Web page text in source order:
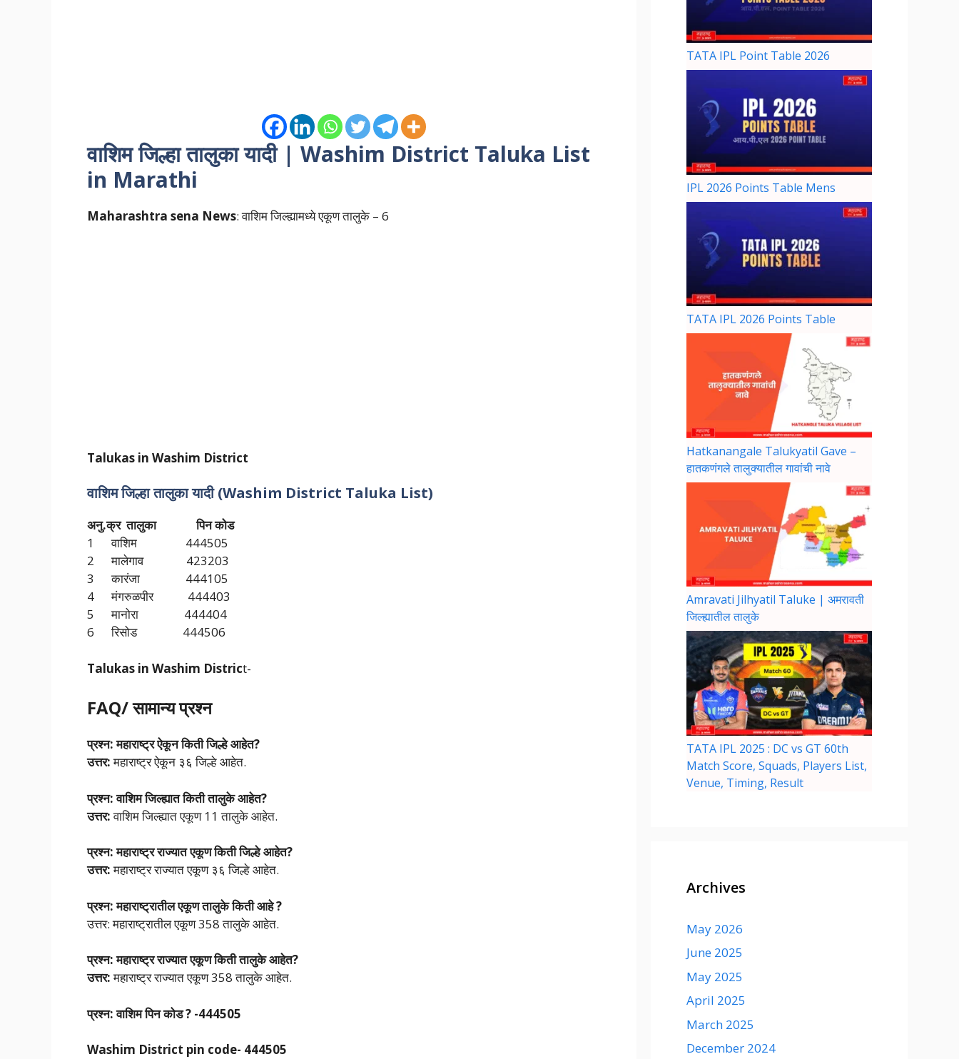
वाशिम जिल्हा तालुका यादी | Washim District Taluka List
in Marathi
Maharashtra sena News: वाशिम जिल्ह्यामध्ये एकूण तालुके – 6
Talukas in Washim District
वाशिम जिल्हा तालुका यादी (Washim District Taluka List)
अनु.क्र तालुका पिन कोड
1 वाशिम 444505
2 मालेगाव 423203
3 कारंजा 444105
4 मंगरुळपीर 444403
5 मानोरा 444404
6 रिसोड 444506
Talukas in Washim District-
FAQ/ सामान्य प्रश्न
प्रश्न: महाराष्ट्र ऐकून किती जिल्हे आहेत?
उत्तर:महाराष्ट्र ऐकून ३६ जिल्हे आहेत.
प्रश्न: वाशिम जिल्ह्यात किती तालुके आहेत?
उत्तर:वाशिम जिल्ह्यात एकूण 11 तालुके आहेत.
प्रश्न: महाराष्ट्र राज्यात एकूण किती जिल्हे आहेत?
उत्तर:महाराष्ट्र राज्यात एकूण ३६ जिल्हे आहेत.
प्रश्न: महाराष्ट्रातील एकूण तालुके किती आहे ?
उत्तर: महाराष्ट्रातील एकूण 358 तालुके आहेत.
प्रश्न: महाराष्ट्र राज्यात एकूण किती तालुके आहेत?
उत्तर:महाराष्ट्र राज्यात एकूण 358 तालुके आहेत.
प्रश्न: वाशिम पिन कोड ? -444505
Washim District pin code- 444505
TATA IPL Point Table 2026
IPL 2026 Points Table Mens
TATA IPL 2026 Points Table
Hatkanangale Talukyatil Gave –
हातकणंगले तालुक्यातील गावांची नावे
Amravati Jilhyatil Taluke | अमरावती
जिल्ह्यातील तालुके
TATA IPL 2025 : DC vs GT 60th
Match Score, Squads, Players List,
Venue, Timing, Result
Archives
May 2026
June 2025
May 2025
April 2025
March 2025
December 2024